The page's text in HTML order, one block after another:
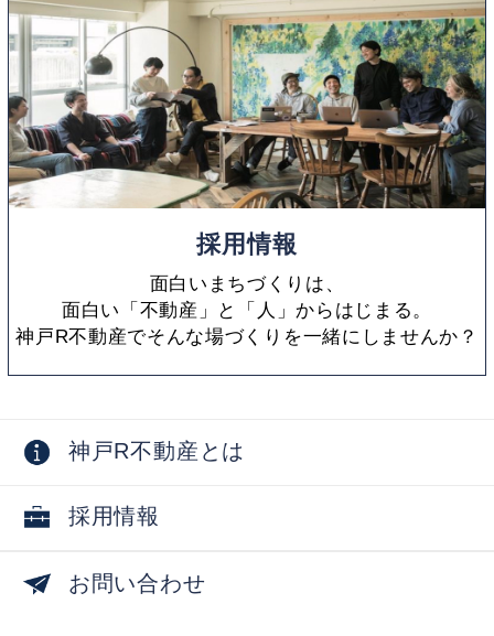
採用情報
面白いまちづくりは、
面白い「不動産」と「人」からはじまる。
神戸R不動産でそんな場づくりを一緒にしませんか？
神戸R不動産とは
採用情報
お問い合わせ